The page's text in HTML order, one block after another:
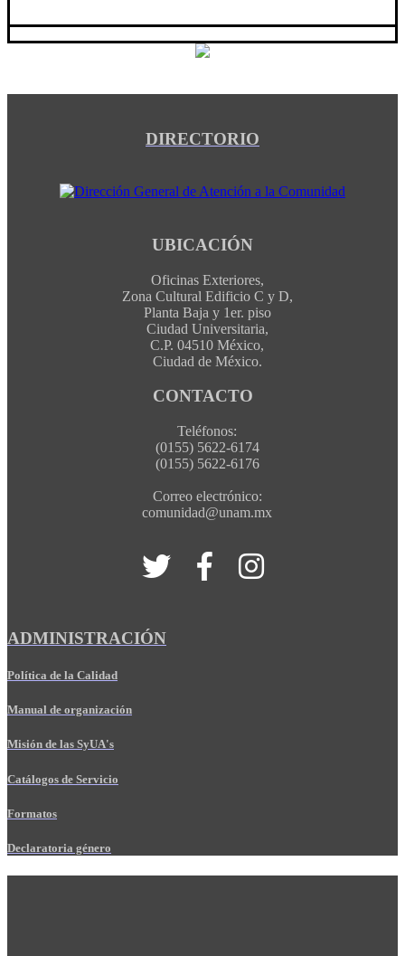
DIRECTORIO
UBICACIÓN
Oficinas Exteriores,
Zona Cultural Edificio C y D,
Planta Baja y 1er. piso
Ciudad Universitaria,
C.P. 04510 México,
Ciudad de México.
CONTACTO
Teléfonos:
(0155) 5622-6174
(0155) 5622-6176
Correo electrónico:
comunidad@unam.mx
ADMINISTRACIÓN
Política de la Calidad
Manual de organización
Misión de las SyUA's
Catálogos de Servicio
Formatos
Declaratoria género